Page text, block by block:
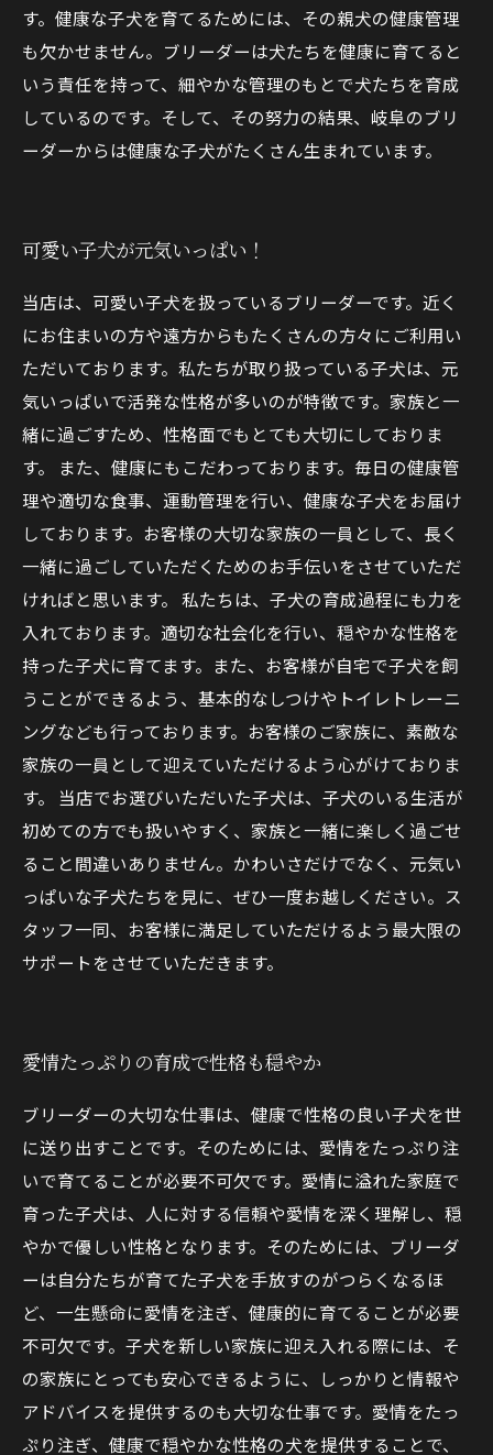
す。健康な子犬を育てるためには、その親犬の健康管理
も欠かせません。ブリーダーは犬たちを健康に育てると
いう責任を持って、細やかな管理のもとで犬たちを育成
しているのです。そして、その努力の結果、岐阜のブリ
ーダーからは健康な子犬がたくさん生まれています。
可愛い子犬が元気いっぱい！
当店は、可愛い子犬を扱っているブリーダーです。近く
にお住まいの方や遠方からもたくさんの方々にご利用い
ただいております。私たちが取り扱っている子犬は、元
気いっぱいで活発な性格が多いのが特徴です。家族と一
緒に過ごすため、性格面でもとても大切にしておりま
す。 また、健康にもこだわっております。毎日の健康管
理や適切な食事、運動管理を行い、健康な子犬をお届け
しております。お客様の大切な家族の一員として、長く
一緒に過ごしていただくためのお手伝いをさせていただ
ければと思います。 私たちは、子犬の育成過程にも力を
入れております。適切な社会化を行い、穏やかな性格を
持った子犬に育てます。また、お客様が自宅で子犬を飼
うことができるよう、基本的なしつけやトイレトレーニ
ングなども行っております。お客様のご家族に、素敵な
家族の一員として迎えていただけるよう心がけておりま
す。 当店でお選びいただいた子犬は、子犬のいる生活が
初めての方でも扱いやすく、家族と一緒に楽しく過ごせ
ること間違いありません。かわいさだけでなく、元気い
っぱいな子犬たちを見に、ぜひ一度お越しください。ス
タッフ一同、お客様に満足していただけるよう最大限の
サポートをさせていただきます。
愛情たっぷりの育成で性格も穏やか
ブリーダーの大切な仕事は、健康で性格の良い子犬を世
に送り出すことです。そのためには、愛情をたっぷり注
いで育てることが必要不可欠です。愛情に溢れた家庭で
育った子犬は、人に対する信頼や愛情を深く理解し、穏
やかで優しい性格となります。そのためには、ブリーダ
ーは自分たちが育てた子犬を手放すのがつらくなるほ
ど、一生懸命に愛情を注ぎ、健康的に育てることが必要
不可欠です。子犬を新しい家族に迎え入れる際には、そ
の家族にとっても安心できるように、しっかりと情報や
アドバイスを提供するのも大切な仕事です。愛情をたっ
ぷり注ぎ、健康で穏やかな性格の犬を提供することで、